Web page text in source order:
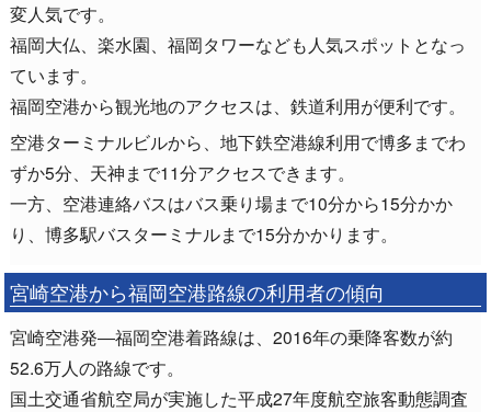
変人気です。
福岡大仏、楽水園、福岡タワーなども人気スポットとなっ
ています。
福岡空港から観光地のアクセスは、鉄道利用が便利です。
空港ターミナルビルから、地下鉄空港線利用で博多までわ
ずか5分、天神まで11分アクセスできます。
一方、空港連絡バスはバス乗り場まで10分から15分かか
り、博多駅バスターミナルまで15分かかります。
宮崎空港から福岡空港路線の利用者の傾向
宮崎空港発―福岡空港着路線は、2016年の乗降客数が約
52.6万人の路線です。
国土交通省航空局が実施した平成27年度航空旅客動態調査